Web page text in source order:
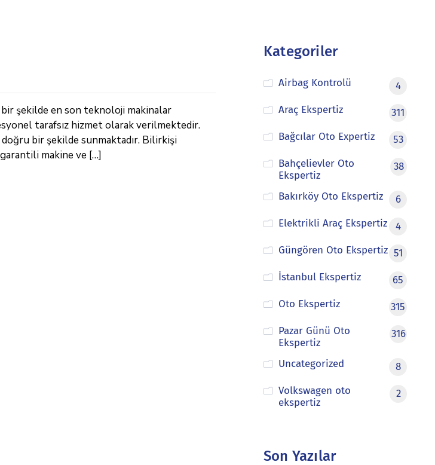
şekilde en son teknoloji makinalar
tarafsız hizmet olarak verilmektedir.
doğru bir şekilde sunmaktadır. Bilirkişi
makine ve […]
Kategoriler
Airbag Kontrolü
4
Araç Ekspertiz
311
Bağcılar Oto Expertiz
53
Bahçelievler Oto
Ekspertiz
38
Bakırköy Oto Ekspertiz
6
Elektrikli Araç Ekspertiz
4
Güngören Oto Ekspertiz 51
İstanbul Ekspertiz
65
Oto Ekspertiz
315
Pazar Günü Oto
Ekspertiz
316
Uncategorized
8
Volkswagen oto
ekspertiz
2
Son Yazılar